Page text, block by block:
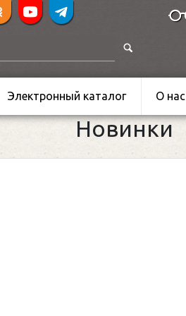
Электронный каталог О нас
Новинки